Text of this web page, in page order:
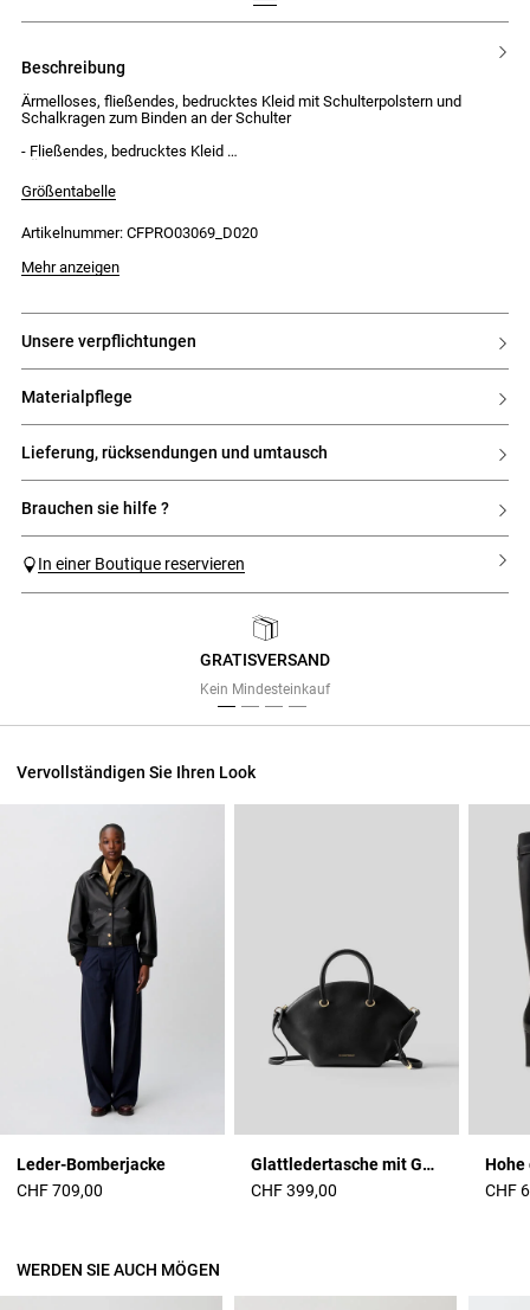
beschreibung
Ärmelloses, fließendes, bedrucktes Kleid mit Schulterpolstern und
Schalkragen zum Binden an der Schulter
- Fließendes, bedrucktes Kleid
- Schalkragen zum Binden an der Schulter
- Midi-Länge
Größentabelle
Artikelnummer: CFPRO03069_D020
Das Model ist 180 cm groß und trägt Größe 34
Mehr anzeigen
unsere verpflichtungen
materialpflege
lieferung, rücksendungen und umtausch
brauchen sie hilfe ?
In einer Boutique reservieren
GRATISVERSAND
Kein Mindesteinkauf
Vervollständigen Sie Ihren Look
Leder-Bomberjacke
CHF 709,00
Glattledertasche mit Goldringen
CHF 399,00
CHF
WERDEN SIE AUCH MÖGEN